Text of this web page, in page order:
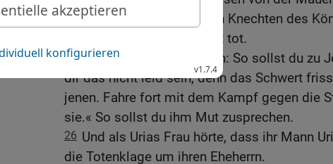
und töteten etliche von den Knechten des
dein Knecht, der Hetiter, ist tot.
25 David sprach zum Boten: So sollst du zu
dir das nicht leid sein, denn das Schwert
jenen. Fahre fort mit dem Kampf gegen die
sie.« So sollst du ihm Mut zusprechen.
26 Und als Urias Frau hörte, dass ihr Mann
die Totenklage um ihren Eheherrn.